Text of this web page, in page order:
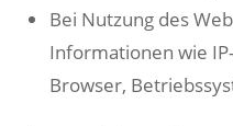
Bei Nutzung des
Informationen wie
Browser,